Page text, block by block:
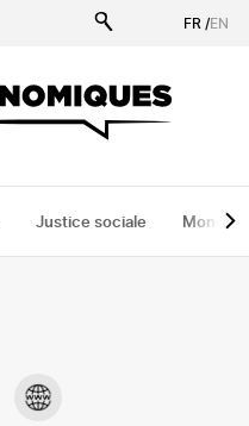
FR /EN
Justice sociale Monde